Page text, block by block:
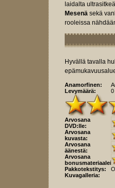
laidalta
Mesenä sekä
rooleissa
Hyvällä tavalla
Anamorfinen:
Levymäärä:
0
Arvosana
DVD:lle:
Arvosana
kuvasta:
Arvosana
äänestä:
Arvosana
Pakkotekstitys:
Kuvagalleria: